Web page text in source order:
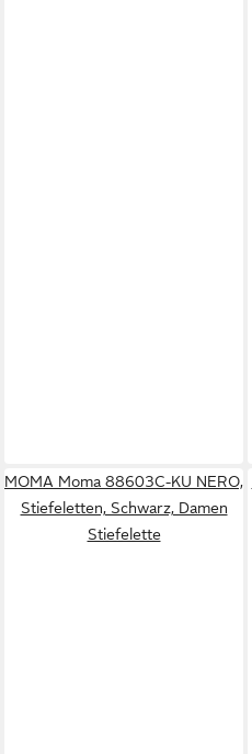
MOMA Moma 88603C-KU NERO,
Stiefeletten, Schwarz, Damen
Stiefelette